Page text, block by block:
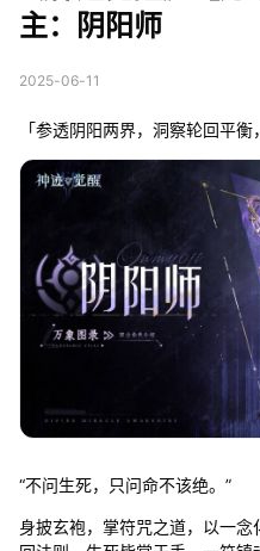
主：阴阳师
2025-06-11
「参透阴阳两界，洞察轮回平
“不问生死，只问命不该绝。”
身披玄袍，掌符咒之道，以一